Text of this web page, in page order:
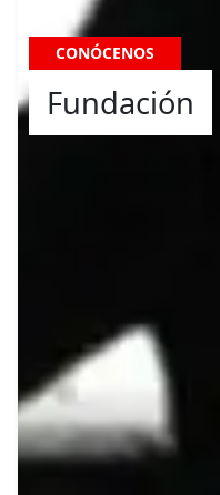
CONÓCENOS
Fundación